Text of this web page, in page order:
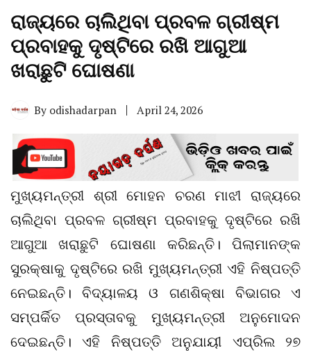
ରାଜ୍ୟରେ ଚାଲିଥିବା ପ୍ରବଳ ଗ୍ରୀଷ୍ମ
ପ୍ରବାହକୁ ଦୃଷ୍ଟିରେ ରଖି ଆଗୁଆ
ଖରାଛୁଟି ଘୋଷଣା
By odishadarpan April 24, 2026
ମୁଖ୍ୟମନ୍ତ୍ରୀ ଶ୍ରୀ ମୋହନ ଚରଣ ମାଝୀ ରାଜ୍ୟରେ
ଚାଲିଥିବା ପ୍ରବଳ ଗ୍ରୀଷ୍ମ ପ୍ରବାହକୁ ଦୃଷ୍ଟିରେ ରଖି
ଆଗୁଆ ଖରାଛୁଟି ଘୋଷଣା କରିଛନ୍ତି। ପିଲାମାନଙ୍କ
ସୁରକ୍ଷାକୁ ଦୃଷ୍ଟିରେ ରଖି ମୁଖ୍ୟମନ୍ତ୍ରୀ ଏହି ନିଷ୍ପତ୍ତି
ନେଇଛନ୍ତି। ବିଦ୍ୟାଳୟ ଓ ଗଣଶିକ୍ଷା ବିଭାଗର ଏ
ସମ୍ପର୍କିତ ପ୍ରସ୍ତାବକୁ ମୁଖ୍ୟମନ୍ତ୍ରୀ ଅନୁମୋଦନ
ଦେଇଛନ୍ତି। ଏହି ନିଷ୍ପତ୍ତି ଅନୁଯାୟୀ ଏପ୍ରିଲ ୨୭